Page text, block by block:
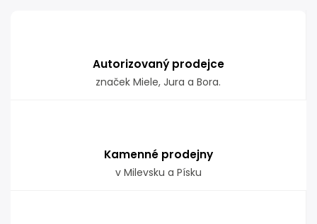
Autorizovaný prodejce
značek Miele, Jura a Bora.
Kamenné prodejny
v Milevsku a Písku